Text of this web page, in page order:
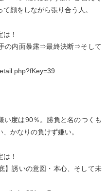
顔をしながら張り合う人。
！
の内面暴露⇒最終決断⇒そして
い度は90％。勝負と名のつくも
かなりの負けず嫌い。
！
誘いの意図・本心、そして未